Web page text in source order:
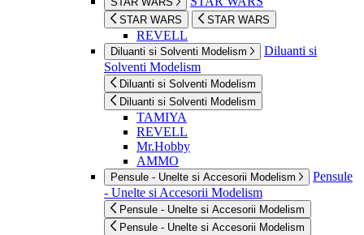
STAR WARS STAR WARS
REVELL
Diluanti si Solventi Modelism
Diluanti si
Solventi Modelism
Diluanti si Solventi Modelism
Diluanti si Solventi Modelism
TAMIYA
REVELL
Mr.Hobby
AMMO
Pensule - Unelte si Accesorii Modelism
Pensule
- Unelte si Accesorii Modelism
Pensule - Unelte si Accesorii Modelism
Pensule - Unelte si Accesorii Modelism